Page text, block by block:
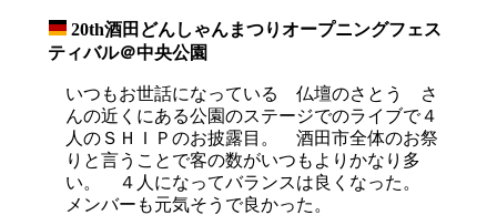
20th酒田どんしゃんまつりオープニングフェス
ティバル＠中央公園
いつもお世話になっている 仏壇のさとう さ
んの近くにある公園のステージでのライブで４
人のＳＨＩＰのお披露目。 酒田市全体のお祭
りと言うことで客の数がいつもよりかなり多
い。 ４人になってバランスは良くなった。
メンバーも元気そうで良かった。